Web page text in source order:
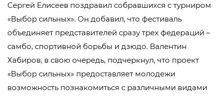
Сергей Елисеев поздравил собравшихся с турниром
«Выбор сильных». Он добавил, что фестиваль
объединяет представителей сразу трех федераций –
самбо, спортивной борьбы и дзюдо. Валентин
Хабиров, в свою очередь, подчеркнул, что проект
«Выбор сильных» предоставляет молодежи
возможность познакомиться с различными видами